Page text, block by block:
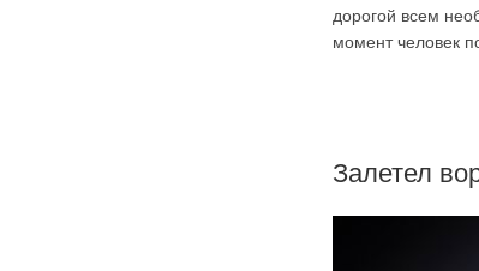
дорогой всем
момент человек
Залетел